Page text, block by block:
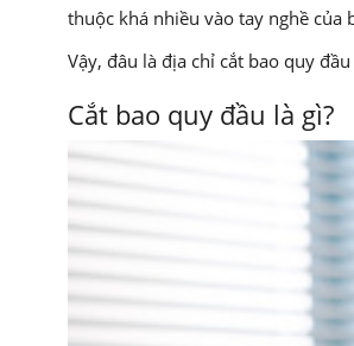
thuộc khá nhiều vào tay nghề của
Vậy, đâu là địa chỉ cắt bao quy
Cắt bao quy đầu là gì?